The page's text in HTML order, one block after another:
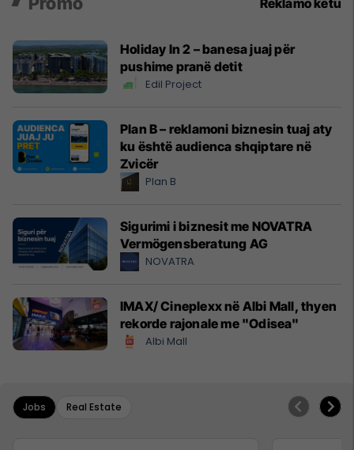
Reklamo këtu
Holiday In 2 – banesa juaj për
pushime pranë detit
Edil Project
Plan B – reklamoni biznesin tuaj aty
ku është audienca shqiptare në
Zvicër
Plan B
Sigurimi i biznesit me NOVATRA
Vermögensberatung AG
NOVATRA
IMAX/ Cineplexx në Albi Mall, thyen
rekorde rajonale me "Odisea"
Albi Mall
Jobs Real Estate